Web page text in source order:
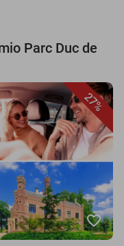
Parc Duc de
27%
favorite_border